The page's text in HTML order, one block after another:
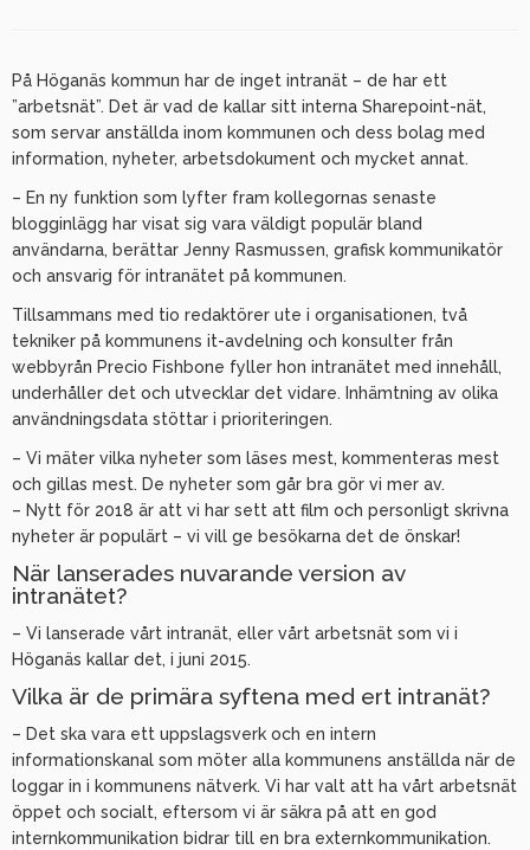
På Höganäs kommun har de inget intranät – de har ett
”arbetsnät”. Det är vad de kallar sitt interna Sharepoint-nät,
som servar anställda inom kommunen och dess bolag med
information, nyheter, arbetsdokument och mycket annat.
– En ny funktion som lyfter fram kollegornas senaste
blogginlägg har visat sig vara väldigt populär bland
användarna, berättar Jenny Rasmussen, grafisk kommunikatör
och ansvarig för intranätet på kommunen.
Tillsammans med tio redaktörer ute i organisationen, två
tekniker på kommunens it-avdelning och konsulter från
webbyrån Precio Fishbone fyller hon intranätet med innehåll,
underhåller det och utvecklar det vidare. Inhämtning av olika
användningsdata stöttar i prioriteringen.
– Vi mäter vilka nyheter som läses mest, kommenteras mest
och gillas mest. De nyheter som går bra gör vi mer av.
– Nytt för 2018 är att vi har sett att film och personligt skrivna
nyheter är populärt – vi vill ge besökarna det de önskar!
När lanserades nuvarande version av
intranätet?
– Vi lanserade vårt intranät, eller vårt arbetsnät som vi i
Höganäs kallar det, i juni 2015.
Vilka är de primära syftena med ert intranät?
– Det ska vara ett uppslagsverk och en intern
informationskanal som möter alla kommunens anställda när de
loggar in i kommunens nätverk. Vi har valt att ha vårt arbetsnät
öppet och socialt, eftersom vi är säkra på att en god
internkommunikation bidrar till en bra externkommunikation.